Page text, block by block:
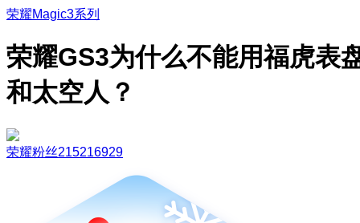
荣耀Magic3系列
荣耀GS3为什么不能用福虎表
和太空人？
荣耀粉丝215216929